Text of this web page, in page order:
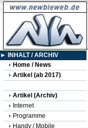
► INHALT / ARCHIV
Home / News
Artikel (ab 2017)
Artikel (Archiv)
Internet
Programme
Handy / Mobile